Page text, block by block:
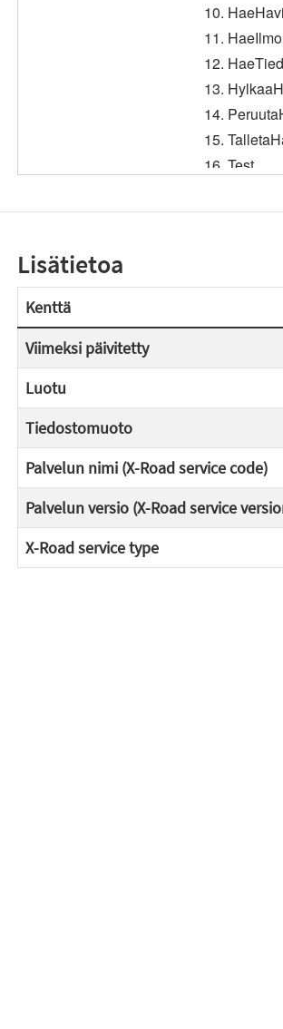
Lisätietoa
Kenttä
Viimeksi päivitetty
Luotu
Tiedostomuoto
Palvelun nimi (X-Road service code)
Palvelun versio (X-Road service
X-Road service type